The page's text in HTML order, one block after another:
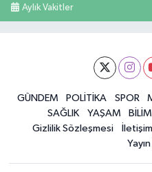
Aylık Vakitler
GÜNDEM POLİTİKA SPOR
SAĞLIK
YAŞAM
Gizlilik Sözleşmesi
İletişim